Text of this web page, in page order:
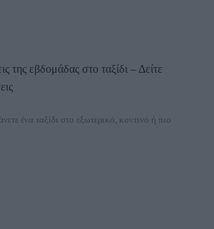
της εβδομάδας στο ταξίδι – Δείτε
ένα ταξίδι στο εξωτερικό, κοντινό ή πιο